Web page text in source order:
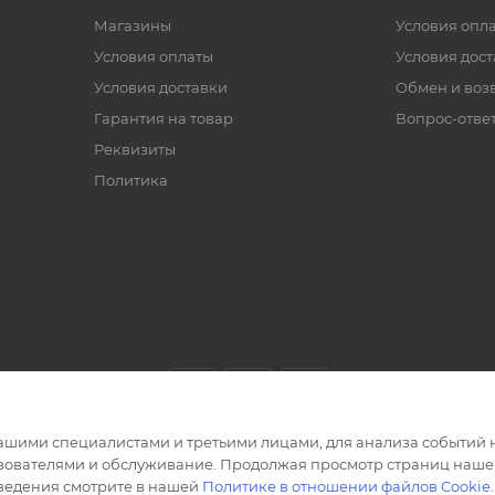
Магазины
Условия оплаты
Условия доставки
Гарантия на товар
Реквизиты
Политика
Условия
Условия
Обмен и
Вопрос-
специалистами и третьими лицами, для анализа событий
и обслуживание. Продолжая просмотр страниц
смотрите в нашей Политике в отношении файлов Cookie